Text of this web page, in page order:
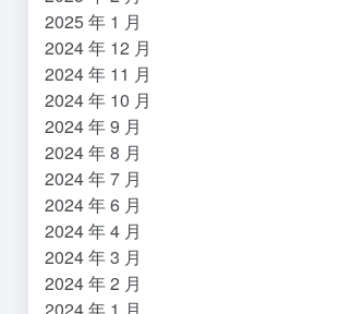
2025 年 1 月
2024 年 12 月
2024 年 11 月
2024 年 10 月
2024 年 9 月
2024 年 8 月
2024 年 7 月
2024 年 6 月
2024 年 4 月
2024 年 3 月
2024 年 2 月
2024 年 1 月